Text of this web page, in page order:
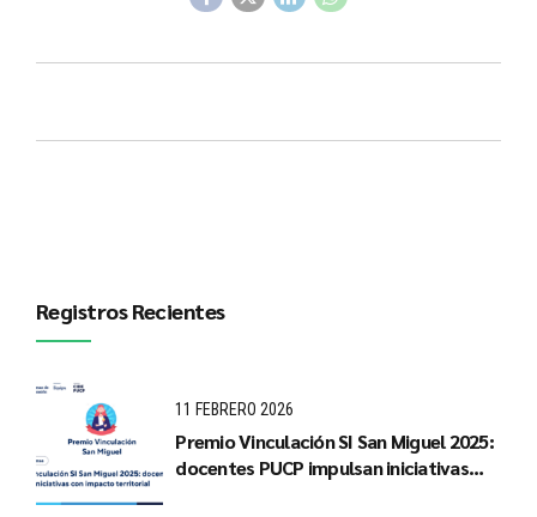
Registros Recientes
11 FEBRERO 2026
Premio Vinculación SI San Miguel 2025:
docentes PUCP impulsan iniciativas